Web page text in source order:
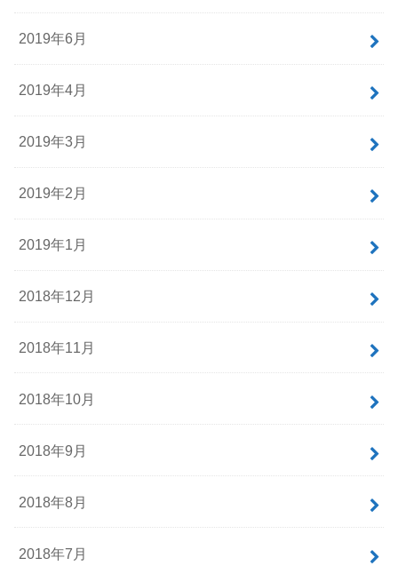
2019年6月
2019年4月
2019年3月
2019年2月
2019年1月
2018年12月
2018年11月
2018年10月
2018年9月
2018年8月
2018年7月